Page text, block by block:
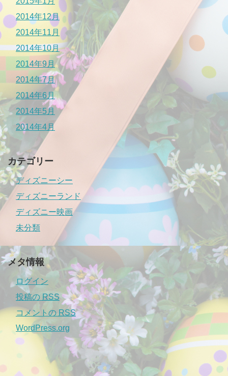
2014年12月
2014年11月
2014年10月
2014年9月
2014年7月
2014年6月
2014年5月
2014年4月
カテゴリー
ディズニーシー
ディズニーランド
ディズニー映画
未分類
メタ情報
ログイン
投稿の RSS
コメントの RSS
WordPress.org